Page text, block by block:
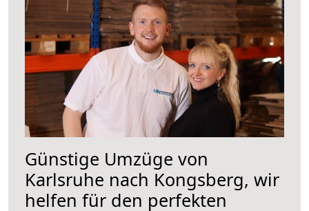
Günstige Umzüge von
Karlsruhe nach Kongsberg, wir
helfen für den perfekten